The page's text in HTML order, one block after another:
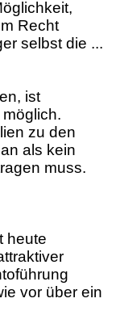
Recht
selbst die ...
ist
zu den
als kein
muss.
heute
vor über ein